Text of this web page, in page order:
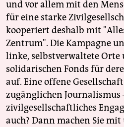
und vor allem mit den
für eine starke
kooperiert deshalb mit
Zentrum". Die Kampagne
linke, selbstverwaltete Orte
solidarischen Fonds für
auf. Eine offene
zugänglichen Journalismus
zivilgesellschaftliches
auch? Dann machen Sie